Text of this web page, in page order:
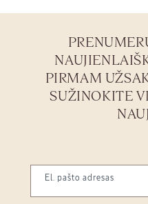
PIRMAM
SUŽINOKITE
El. pašto adresas